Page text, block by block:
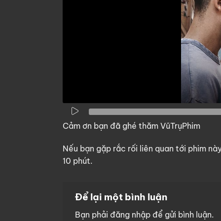
Cảm ơn bạn đã ghé thăm VũTrụPhim
Nếu bạn gặp rắc rối liên quan tới phim
10 phút.
Để lại một bình luận
Bạn phải đăng nhập để gửi bình luận.